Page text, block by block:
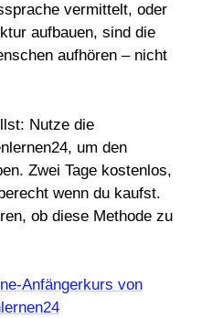
vermittelt, oder
aufbauen, sind die
aufhören – nicht
Nutze die
um den
Zwei Tage kostenlos,
wenn du kaufst.
ob diese Methode zu